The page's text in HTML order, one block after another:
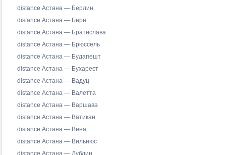
distance Астана — Берлин
distance Астана — Берн
distance Астана — Братислава
distance Астана — Брюссель
distance Астана — Будапешт
distance Астана — Бухарест
distance Астана — Вадуц
distance Астана — Валетта
distance Астана — Варшава
distance Астана — Ватикан
distance Астана — Вена
distance Астана — Вильнюс
distance Астана — Дублин